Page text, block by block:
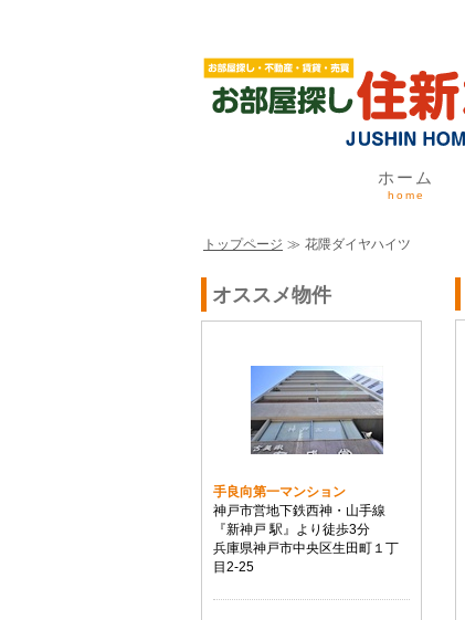
ホーム
home
トップページ ≫ 花隈ダイヤハイツ
オススメ物件
手良向第一マンション
神戸市営地下鉄西神・山手線
『新神戸 駅』より徒歩3分
兵庫県神戸市中央区生田町１丁
目2-25